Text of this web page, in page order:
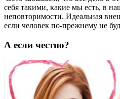
себя такими, какие мы есть, в
неповторимости. Идеальная
если человек по-прежнему не
А если честно?